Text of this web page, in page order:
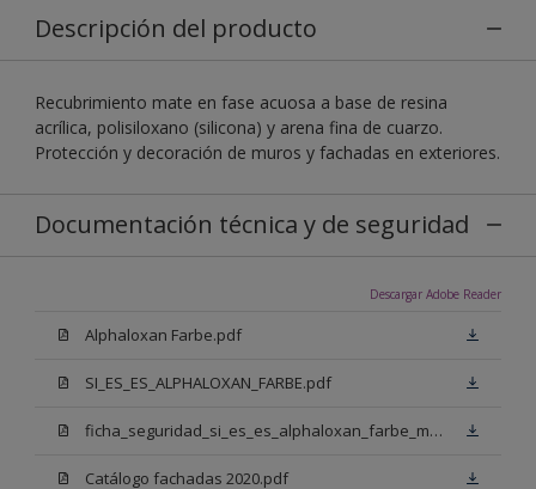
Descripción del producto
Recubrimiento mate en fase acuosa a base de resina
acrílica, polisiloxano (silicona) y arena fina de cuarzo.
Protección y decoración de muros y fachadas en exteriores.
Documentación técnica y de seguridad
Descargar Adobe Reader
Alphaloxan Farbe.pdf
SI_ES_ES_ALPHALOXAN_FARBE.pdf
ficha_seguridad_si_es_es_alphaloxan_farbe_mm_n00.pdf
Catálogo fachadas 2020.pdf